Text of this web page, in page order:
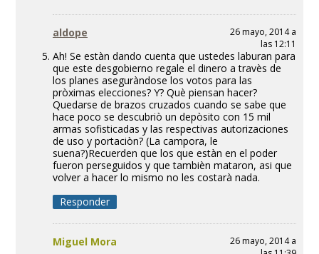
aldope
26 mayo, 2014 a
las 12:11
Ah! Se estàn dando cuenta que ustedes laburan para
que este desgobierno regale el dinero a travès de
los planes aseguràndose los votos para las
pròximas elecciones? Y? Què piensan hacer?
Quedarse de brazos cruzados cuando se sabe que
hace poco se descubriò un depòsito con 15 mil
armas sofisticadas y las respectivas autorizaciones
de uso y portaciòn? (La campora, le
suena?)Recuerden que los que estàn en el poder
fueron perseguidos y que tambièn mataron, asi que
volver a hacer lo mismo no les costarà nada.
Responder
Miguel Mora
26 mayo, 2014 a